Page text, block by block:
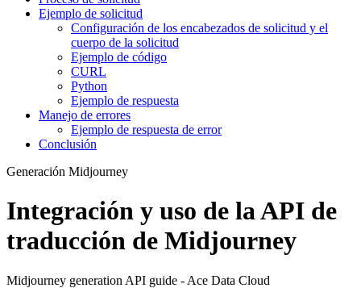
Ejemplo de solicitud
Configuración de los encabezados de solicitud y el
cuerpo de la solicitud
Ejemplo de código
CURL
Python
Ejemplo de respuesta
Manejo de errores
Ejemplo de respuesta de error
Conclusión
Generación Midjourney
Integración y uso de la API de
traducción de Midjourney
Midjourney generation API guide - Ace Data Cloud